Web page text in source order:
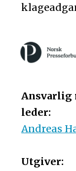
Ansvarlig
leder:
Andreas
Utgiver: